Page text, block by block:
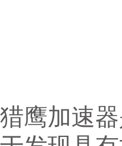
猎鹰加速